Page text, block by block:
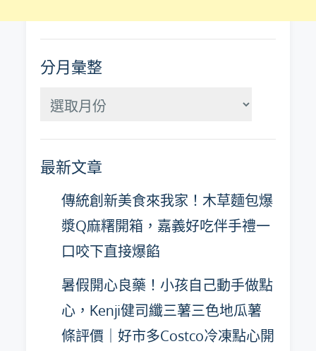
分月彙整
分
整
最新文章
傳統創新美食來我家！木草麵包爆
漿Q麻糬開箱，嘉義好吃伴手禮一
口咬下直接爆餡
暑假開心良藥！小孩自己動手做點
心，Kenji健司纖三薯三色地瓜薯
條評價｜好市多Costco冷凍點心開